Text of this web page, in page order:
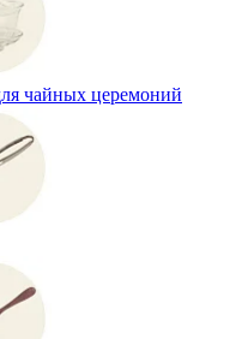
чайных церемоний